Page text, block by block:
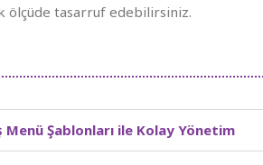
ölçüde tasarruf edebilirsiniz.
Menü Şablonları ile Kolay Yönetim